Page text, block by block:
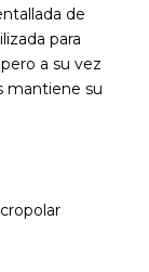
de
para
a su vez
mantiene su